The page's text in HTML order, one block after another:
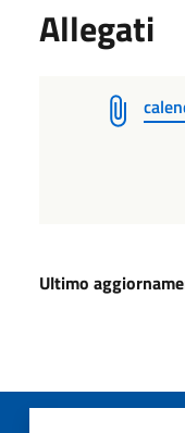
Allegati
Ultimo